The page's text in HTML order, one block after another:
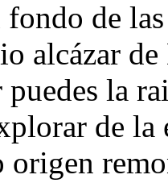
de
alcázar
la
de la
origen